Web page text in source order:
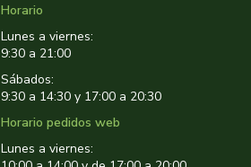
Horario
Lunes a viernes:
9:30 a 21:00
Sábados:
9:30 a 14:30 y 17:00 a 20:30
Horario pedidos web
Lunes a viernes: